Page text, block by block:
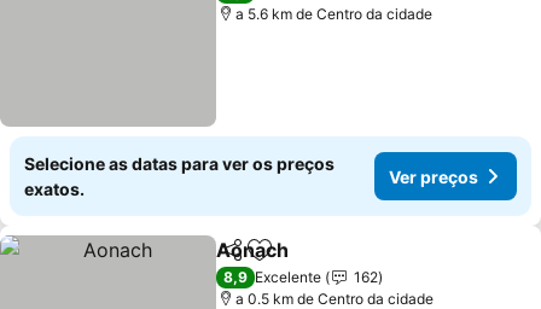
a 5.6 km de Centro da cidade
Selecione as datas para ver os preços
exatos.
Ver preços
PartilharAdicionar aos favoritos
Aonach
8,9 Excelente
162
a 0.5 km de Centro da cidade